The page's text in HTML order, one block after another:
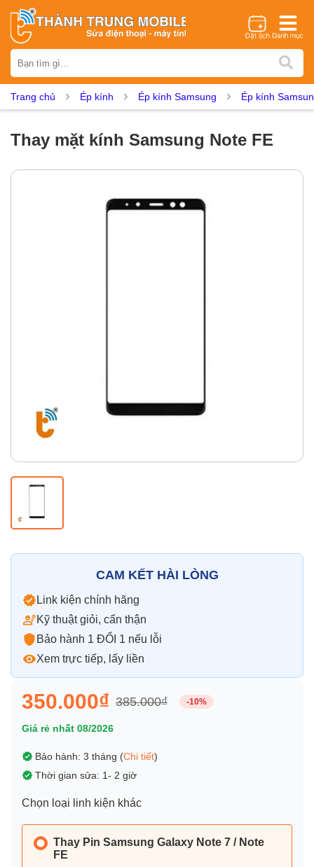
iPhone Samsung Oppo Xiaomi Realme Vivo
Vsmart Huawei Google Pixel
Dịch vụ sửa chữa
Thay loa Thay kính lưng Thay vỏ
Thay vỏ
Trang chủ Ép kính Ép kính Samsung Ép kính
Thay mặt kính Samsung Note FE
CAM KẾT HÀI LÒNG
Link kiện chính hãng
Kỹ thuật giỏi, cẩn thận
Bảo hành 1 ĐỔI 1 nếu lỗi
Xem trực tiếp, lấy liền
350.000₫ 385.000₫ -10%
Giá rẻ nhất 08/2026
Bảo hành: 3 tháng (Chi tiết)
Thời gian sửa: 1- 2 giờ
Chọn loại linh kiện khác
Thay Pin Samsung Galaxy Note 7 / Note
FE